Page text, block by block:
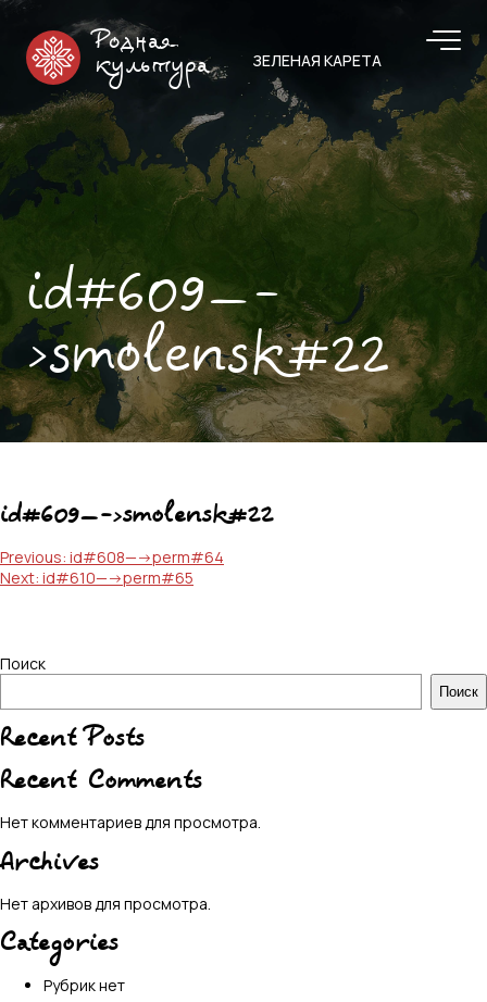
Родная
культура
ЗЕЛЕНАЯ КАРЕТА
id#609—-
>smolensk#22
id#609—->smolensk#22
Навигация
по
Previous: id#608—->perm#64
Next: id#610—->perm#65
Поиск
Поиск
Recent Posts
Recent Comments
Нет комментариев для просмотра.
Archives
Нет архивов для просмотра.
Categories
Рубрик нет